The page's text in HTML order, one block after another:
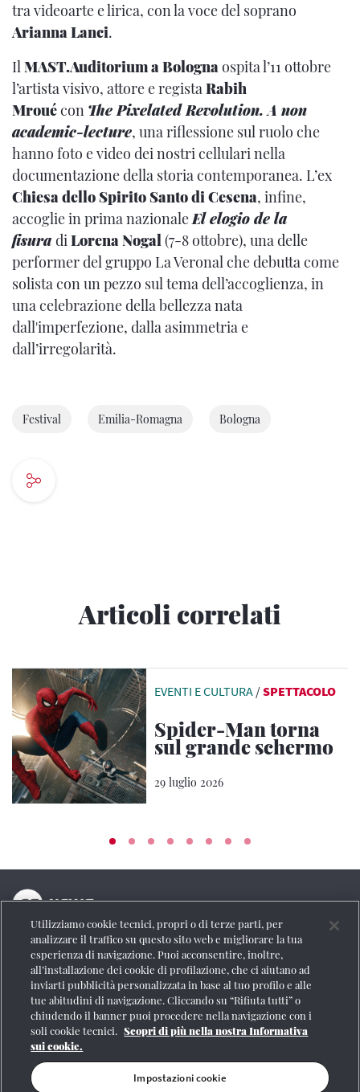
tra videoarte e lirica, con la voce del soprano
Arianna Lanci.
IlMAST.Auditorium a Bolognaospita l’11 ottobre
l’artista visivo, attore e registaRabih
Mrouécon The Pixelated Revolution. A non
academic-lecture, una riflessione sul ruolo che
hanno foto e video dei nostri cellulari nella
documentazione della storia contemporanea. L’ex
Chiesa dello Spirito Santo di Cesena, infine,
accoglie in prima nazionaleEl elogio de la
fisura diLorena Nogal(7-8 ottobre), una delle
performer del gruppo La Veronal che debutta come
solista con un pezzo sul tema dell’accoglienza, in
una celebrazione della bellezza nata
dall'imperfezione, dalla asimmetria e
dall’irregolarità.
Festival Emilia-Romagna Bologna
Articoli correlati
EVENTI E CULTURA /SPETTACOLO
Spider-Man torna
sul grande schermo
29 luglio 2026
La testata online del Gruppo FS Italiane
Social
Se vuoi contattarci o avere altre informazioni
CONTATTI
Utilizziamo cookie tecnici, propri o di terze parti, per
analizzare il traffico su questo sito web e migliorare la tua
esperienza di navigazione. Puoi acconsentire, inoltre,
all’installazione dei cookie di profilazione, che ci aiutano ad
inviarti pubblicità personalizzata in base al tuo profilo e alle
tue abitudini di navigazione. Cliccando su “Rifiuta tutti” o
chiudendo il banner puoi procedere nella navigazione con i
soli cookie tecnici. Scopri di più nella nostra Informativa
sui cookie.
Impostazioni cookie